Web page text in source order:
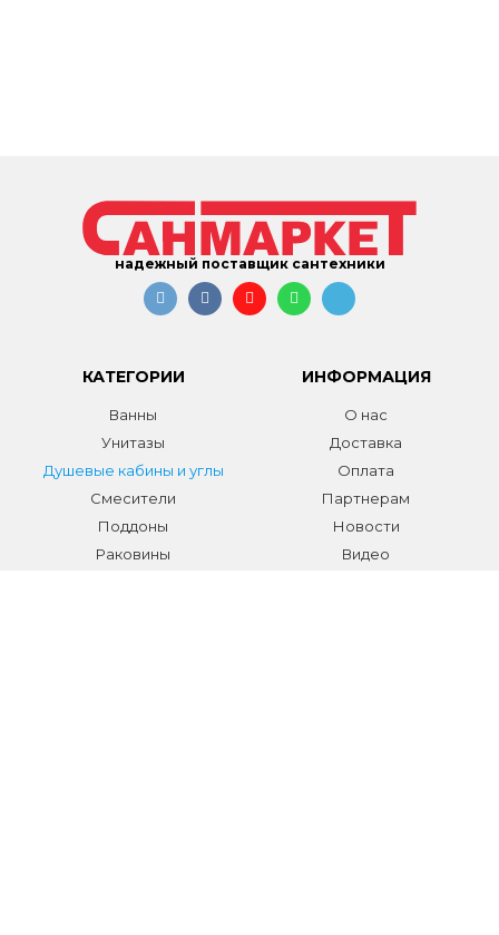
надежный поставщик сантехники
КАТЕГОРИИ
Ванны
Унитазы
Душевые кабины и углы
Смесители
Поддоны
Раковины
ИНФОРМАЦИЯ
О нас
Доставка
Оплата
Партнерам
Новости
Видео